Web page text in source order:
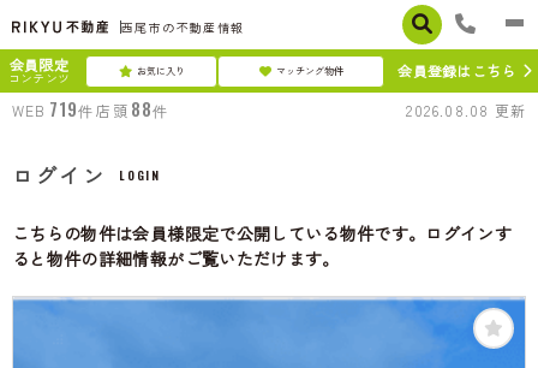
西尾市の不動産情報
会員限定
コンテンツ お気に入り マッチング物件
会員登録はこちら
WEB 719件 店頭 88件 2026.08.08 更新
ログイン LOGIN
こちらの物件は会員様限定で公開している物件です。ログインす
ると物件の詳細情報がご覧いただけます。